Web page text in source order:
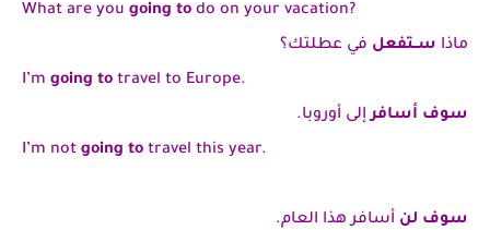
What are you going to do on your vacation?
ماذا ســتفعل في عطلتك؟
I’m going to travel to Europe.
سوف أسافرإلى أوروبا.
I’m not going to travel this year.
سوف لن أسافر هذا العام.